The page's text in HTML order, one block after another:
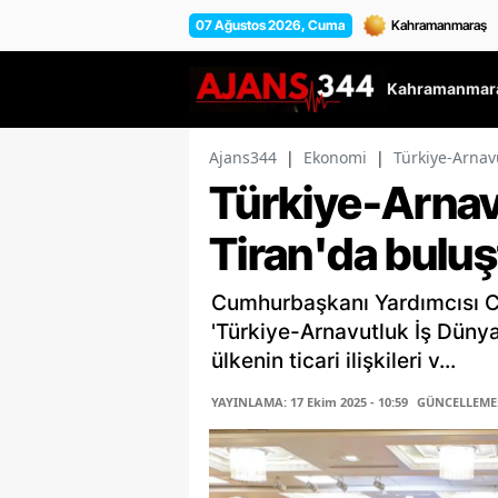
07 Ağustos 2026, Cuma
Ajans344 | Ekonomi | Türkiye-
Türkiye-
Tiran'da
Cumhurbaşkanı
'Türkiye-Arnavutluk İş
ülkenin ticari ilişkileri v...
YAYINLAMA: 17 Ekim 2025 - 10:59